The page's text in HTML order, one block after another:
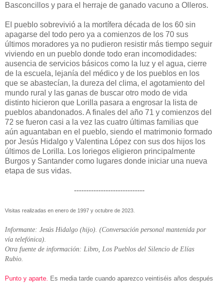
Basconcillos y para el herraje de ganado vacuno a Olleros.
El pueblo sobrevivió a la mortífera década de los 60 sin
apagarse del todo pero ya a comienzos de los 70 sus
últimos moradores ya no pudieron resistir más tiempo seguir
viviendo en un pueblo donde todo eran incomodidades:
ausencia de servicios básicos como la luz y el agua, cierre
de la escuela, lejanía del médico y de los pueblos en los
que se abastecían, la dureza del clima, el agotamiento del
mundo rural y las ganas de buscar otro modo de vida
distinto hicieron que Lorilla pasara a engrosar la lista de
pueblos abandonados. A finales del año 71 y comienzos del
72 se fueron casi a la vez las cuatro últimas familias que
aún aguantaban en el pueblo, siendo el matrimonio formado
por Jesús Hidalgo y Valentina López con sus dos hijos los
últimos de Lorilla. Los loriegos eligieron principalmente
Burgos y Santander como lugares donde iniciar una nueva
etapa de sus vidas.
-----------------------------
Visitas realizadas en enero de 1997 y octubre de 2023.
Informante: Jesús Hidalgo (hijo). (Conversación personal mantenida por
vía telefónica).
Otra fuente de información: Libro, Los Pueblos del Silencio de Elías
Rubio.
Punto y aparte.
Es media tarde cuando aparezco veintiséis años después